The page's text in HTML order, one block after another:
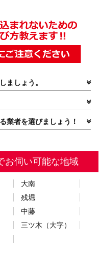
ましょう。
業者を選びましょう！
お伺い可能な地域
大南
残堀
中藤
三ツ木（大字）